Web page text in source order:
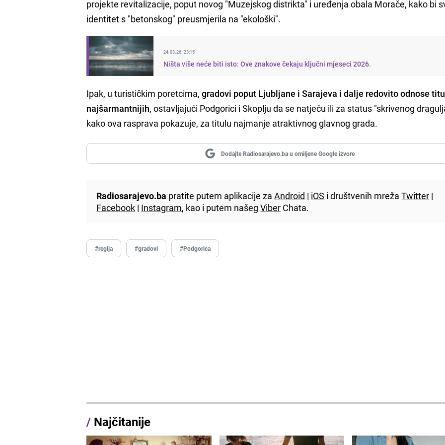
projekte revitalizacije, poput novog "Muzejskog distrikta" i uređenja obala Morače, kako bi
identitet s "betonskog" preusmjerila na "ekološki".
24.03.26. 23:15
Ništa više neće biti isto: Ove znakove čekaju ključni mjeseci 2026.
Ipak, u turističkim poretcima,gradovi poput Ljubljane i Sarajeva i dalje redovito odnose
najšarmantnijih, ostavljajući Podgorici i Skoplju da se natječu ili za status "skrivenog
kako ova rasprava pokazuje, za titulu najmanje atraktivnog glavnog grada.
Dodajte Radiosarajevo.ba u omiljene Google izvore
Radiosarajevo.ba pratite putem aplikacije zaAndroid | iOS i društvenih mrežaTwitter |
Facebook | Instagram, kao i putem našegViber Chata.
#regija #gradovi #Podgorica
/ Najčitanije